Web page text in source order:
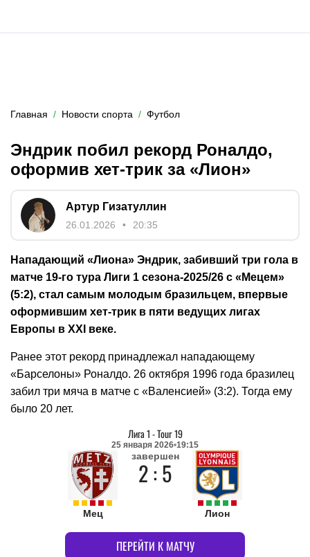
Главная Новости спорта Футбол
Эндрик побил рекорд Роналдо,
оформив хет-трик за «Лион»
Артур Гизатуллин
26.01.2026 20:35
Нападающий «Лиона» Эндрик, забивший три гола в
матче 19-го тура Лиги 1 сезона-2025/26 с «Мецем»
(5:2), стал самым молодым бразильцем, впервые
оформившим хет-трик в пяти ведущих лигах
Европы в XXI веке.
Ранее этот рекорд принадлежал нападающему
«Барселоны» Роналдо. 26 октября 1996 года бразилец
забил три мяча в матче с «Валенсией» (3:2). Тогда ему
было 20 лет.
Лига 1-Tour 19
25 января 2026 19:15
Мец
завершен
2 : 5
Лион
ПЕРЕЙТИ К МАТЧУ